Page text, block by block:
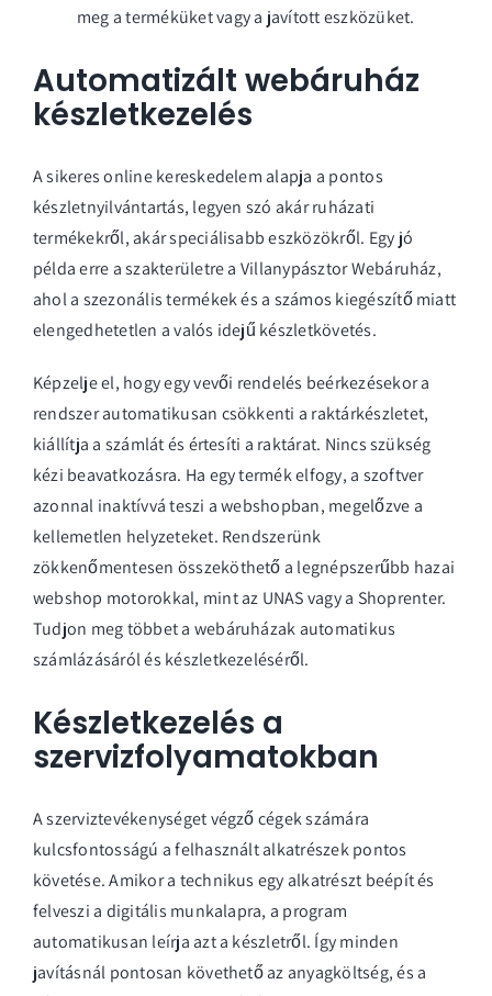
meg a terméküket vagy a javított eszközüket.
Automatizált webáruház
készletkezelés
A sikeres online kereskedelem alapja a pontos
készletnyilvántartás, legyen szó akár ruházati
termékekről, akár speciálisabb eszközökről. Egy jó
példa erre a szakterületre a Villanypásztor Webáruház,
ahol a szezonális termékek és a számos kiegészítő miatt
elengedhetetlen a valós idejű készletkövetés.
Képzelje el, hogy egy vevői rendelés beérkezésekor a
rendszer automatikusan csökkenti a raktárkészletet,
kiállítja a számlát és értesíti a raktárat. Nincs szükség
kézi beavatkozásra. Ha egy termék elfogy, a szoftver
azonnal inaktívvá teszi a webshopban, megelőzve a
kellemetlen helyzeteket. Rendszerünk
zökkenőmentesen összeköthető a legnépszerűbb hazai
webshop motorokkal, mint az UNAS vagy a Shoprenter.
Tudjon meg többet a webáruházak automatikus
számlázásáról és készletkezeléséről.
Készletkezelés a
szervizfolyamatokban
A szerviztevékenységet végző cégek számára
kulcsfontosságú a felhasznált alkatrészek pontos
követése. Amikor a technikus egy alkatrészt beépít és
felveszi a digitális munkalapra, a program
automatikusan leírja azt a készletről. Így minden
javításnál pontosan követhető az anyagköltség, és a